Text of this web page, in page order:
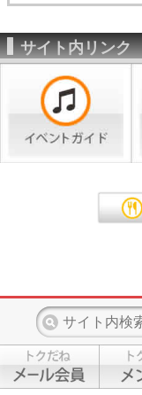
サイト内リンク